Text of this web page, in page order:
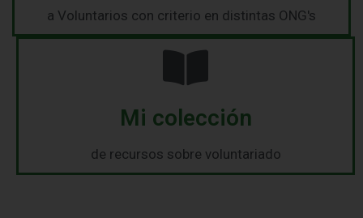
a Voluntarios con criterio en distintas ONG's
Mi colección
de recursos sobre voluntariado